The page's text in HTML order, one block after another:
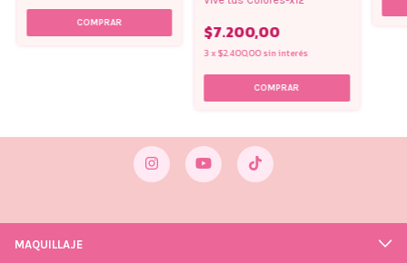
$7.200,00
3x$2.400,00sin interés
MAQUILLAJE